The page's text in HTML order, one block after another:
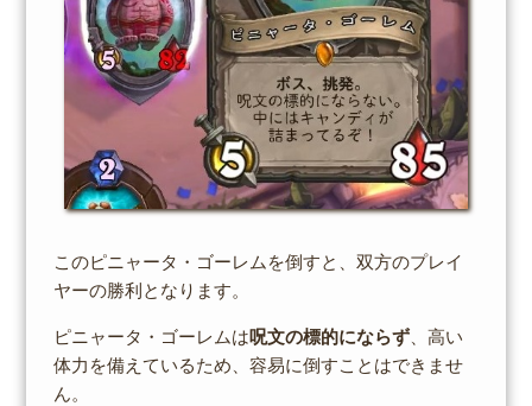
このピニャータ・ゴーレムを倒すと、双方のプレイ
ヤーの勝利となります。
ピニャータ・ゴーレムは呪文の標的にならず、高い
体力を備えているため、容易に倒すことはできませ
ん。